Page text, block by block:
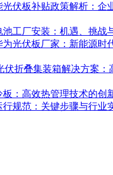
光伏板补贴政策解析：企
池工厂安装：机遇、挑战
为光伏板厂家：新能源时
伏折叠集装箱解决方案：
：高效热管理技术的创
规范：关键步骤与行业